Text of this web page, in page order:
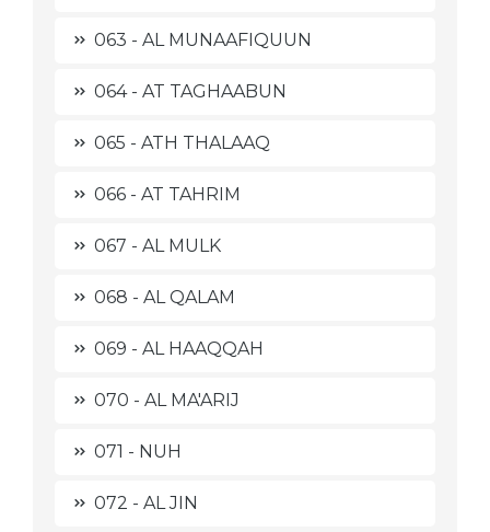
063 - AL MUNAAFIQUUN
064 - AT TAGHAABUN
065 - ATH THALAAQ
066 - AT TAHRIM
067 - AL MULK
068 - AL QALAM
069 - AL HAAQQAH
070 - AL MA'ARIJ
071 - NUH
072 - AL JIN